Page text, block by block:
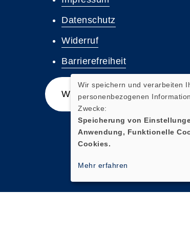
Datenschutz
Widerruf
Barrierefreiheit
Widerrufsformular
Wir speichern und verarbeiten
personenbezogenen
Zwecke:
Speicherung von
Anwendung, Funktionelle
Cookies.
Mehr erfahren